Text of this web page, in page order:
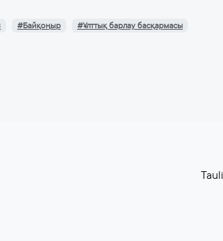
#Байқоңыр #Ұлттық барлау басқармасы